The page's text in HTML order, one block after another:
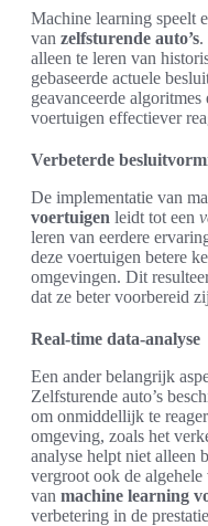
Machine learning speelt
van zelfsturende auto’s.
alleen te leren van
gebaseerde actuele
geavanceerde
voertuigen effectiever
Verbeterde
De implementatie van
voertuigen leidt tot een
leren van eerdere
deze voertuigen betere
omgevingen. Dit
dat ze beter voorbereid
Real-time data-analyse
Een ander belangrijk
Zelfsturende auto’s
om onmiddellijk te
omgeving, zoals het
analyse helpt niet alleen
vergroot ook de
van machine learning
verbetering in de